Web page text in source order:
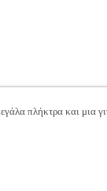
πλήκτρα και μια